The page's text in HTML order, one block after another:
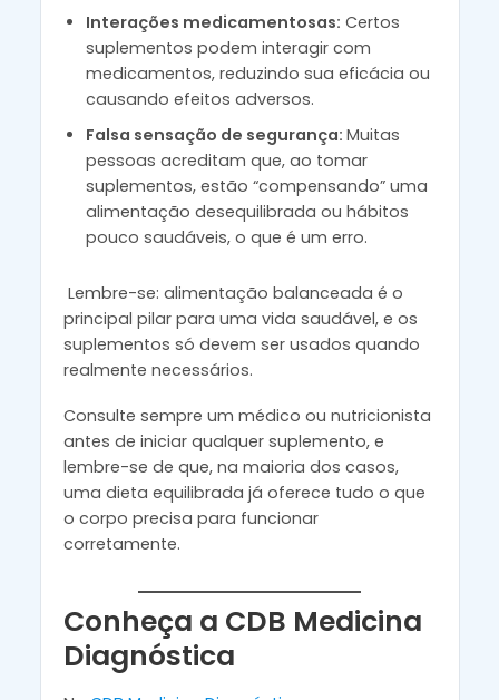
Interações medicamentosas: Certos
suplementos podem interagir com
medicamentos, reduzindo sua eficácia ou
causando efeitos adversos.
Falsa sensação de segurança: Muitas
pessoas acreditam que, ao tomar
suplementos, estão “compensando” uma
alimentação desequilibrada ou hábitos
pouco saudáveis, o que é um erro.
Lembre-se: alimentação balanceada é o
principal pilar para uma vida saudável, e os
suplementos só devem ser usados quando
realmente necessários.
Consulte sempre um médico ou nutricionista
antes de iniciar qualquer suplemento, e
lembre-se de que, na maioria dos casos,
uma dieta equilibrada já oferece tudo o que
o corpo precisa para funcionar
corretamente.
Conheça a CDB Medicina
Diagnóstica